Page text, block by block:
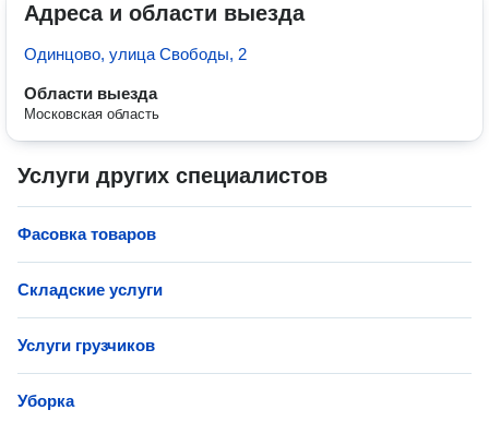
Адреса и области выезда
Одинцово, улица Свободы, 2
Области выезда
Московская область
Услуги других специалистов
Фасовка товаров
Складские услуги
Услуги грузчиков
Уборка